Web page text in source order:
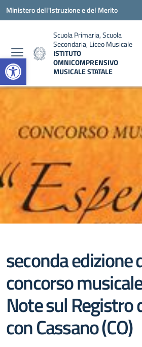
Open toolbar
Vai ai contenuti
Vai al menu di navigazione
Vai al footer
Ministero dell'Istruzione e del Merito
Scuola Primaria, Scuola
Secondaria, Liceo Musicale
ISTITUTO
OMNICOMPRENSIVO
MUSICALE STATALE
seconda edizione
concorso
Note sul Registro
con Cassano (CO)